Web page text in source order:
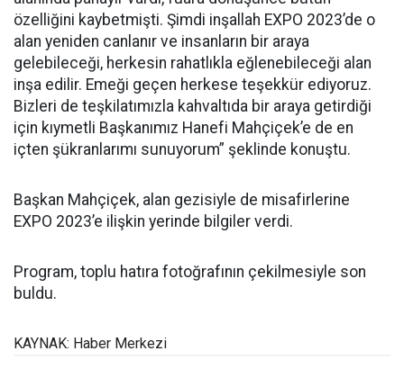
özelliğini kaybetmişti. Şimdi inşallah EXPO 2023’de o
alan yeniden canlanır ve insanların bir araya
gelebileceği, herkesin rahatlıkla eğlenebileceği alan
inşa edilir. Emeği geçen herkese teşekkür ediyoruz.
Bizleri de teşkilatımızla kahvaltıda bir araya getirdiği
için kıymetli Başkanımız Hanefi Mahçiçek’e de en
içten şükranlarımı sunuyorum” şeklinde konuştu.
Başkan Mahçiçek, alan gezisiyle de misafirlerine
EXPO 2023’e ilişkin yerinde bilgiler verdi.
Program, toplu hatıra fotoğrafının çekilmesiyle son
buldu.
KAYNAK: Haber Merkezi